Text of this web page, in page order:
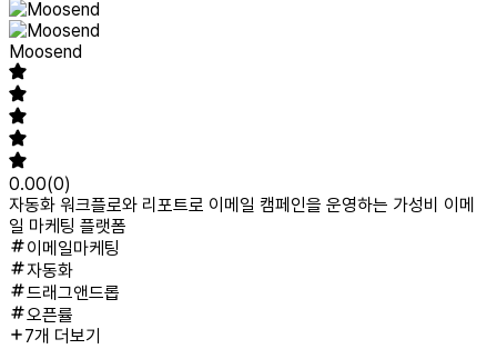
Moosend
0.00(0)
자동화 워크플로와 리포트로 이메일 캠페인을 운영하는 가성비 이메
일 마케팅 플랫폼
이메일마케팅
자동화
드래그앤드롭
오픈률
7개 더보기